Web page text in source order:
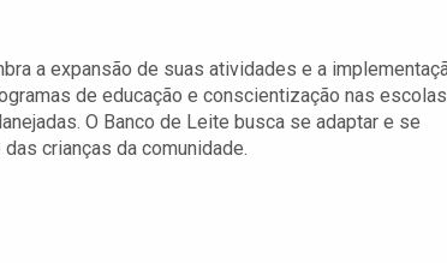
a expansão de suas atividades e a
de educação e conscientização nas
O Banco de Leite busca se adaptar e se
crianças da comunidade.